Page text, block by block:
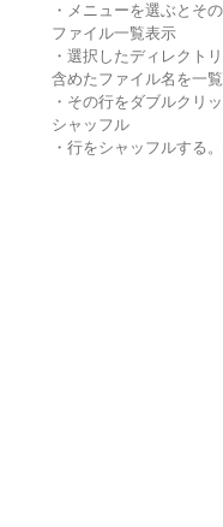
・メニューを選ぶとそ
ファイル一覧表示
・選択したディレクト
含めたファイル名を一覧
・その行をダブルクリ
シャッフル
・行をシャッフルする